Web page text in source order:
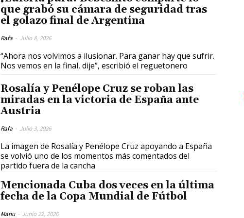
que grabó su cámara de seguridad tras
el golazo final de Argentina
Rafa - Julio 8, 2026
“Ahora nos volvimos a ilusionar. Para ganar hay que sufrir.
Nos vemos en la final, dije”, escribió el reguetonero
Rosalía y Penélope Cruz se roban las
miradas en la victoria de España ante
Austria
Rafa - Julio 3, 2026
La imagen de Rosalía y Penélope Cruz apoyando a España
se volvió uno de los momentos más comentados del
partido fuera de la cancha
Mencionada Cuba dos veces en la última
fecha de la Copa Mundial de Fútbol
Manu - Junio 22, 2026